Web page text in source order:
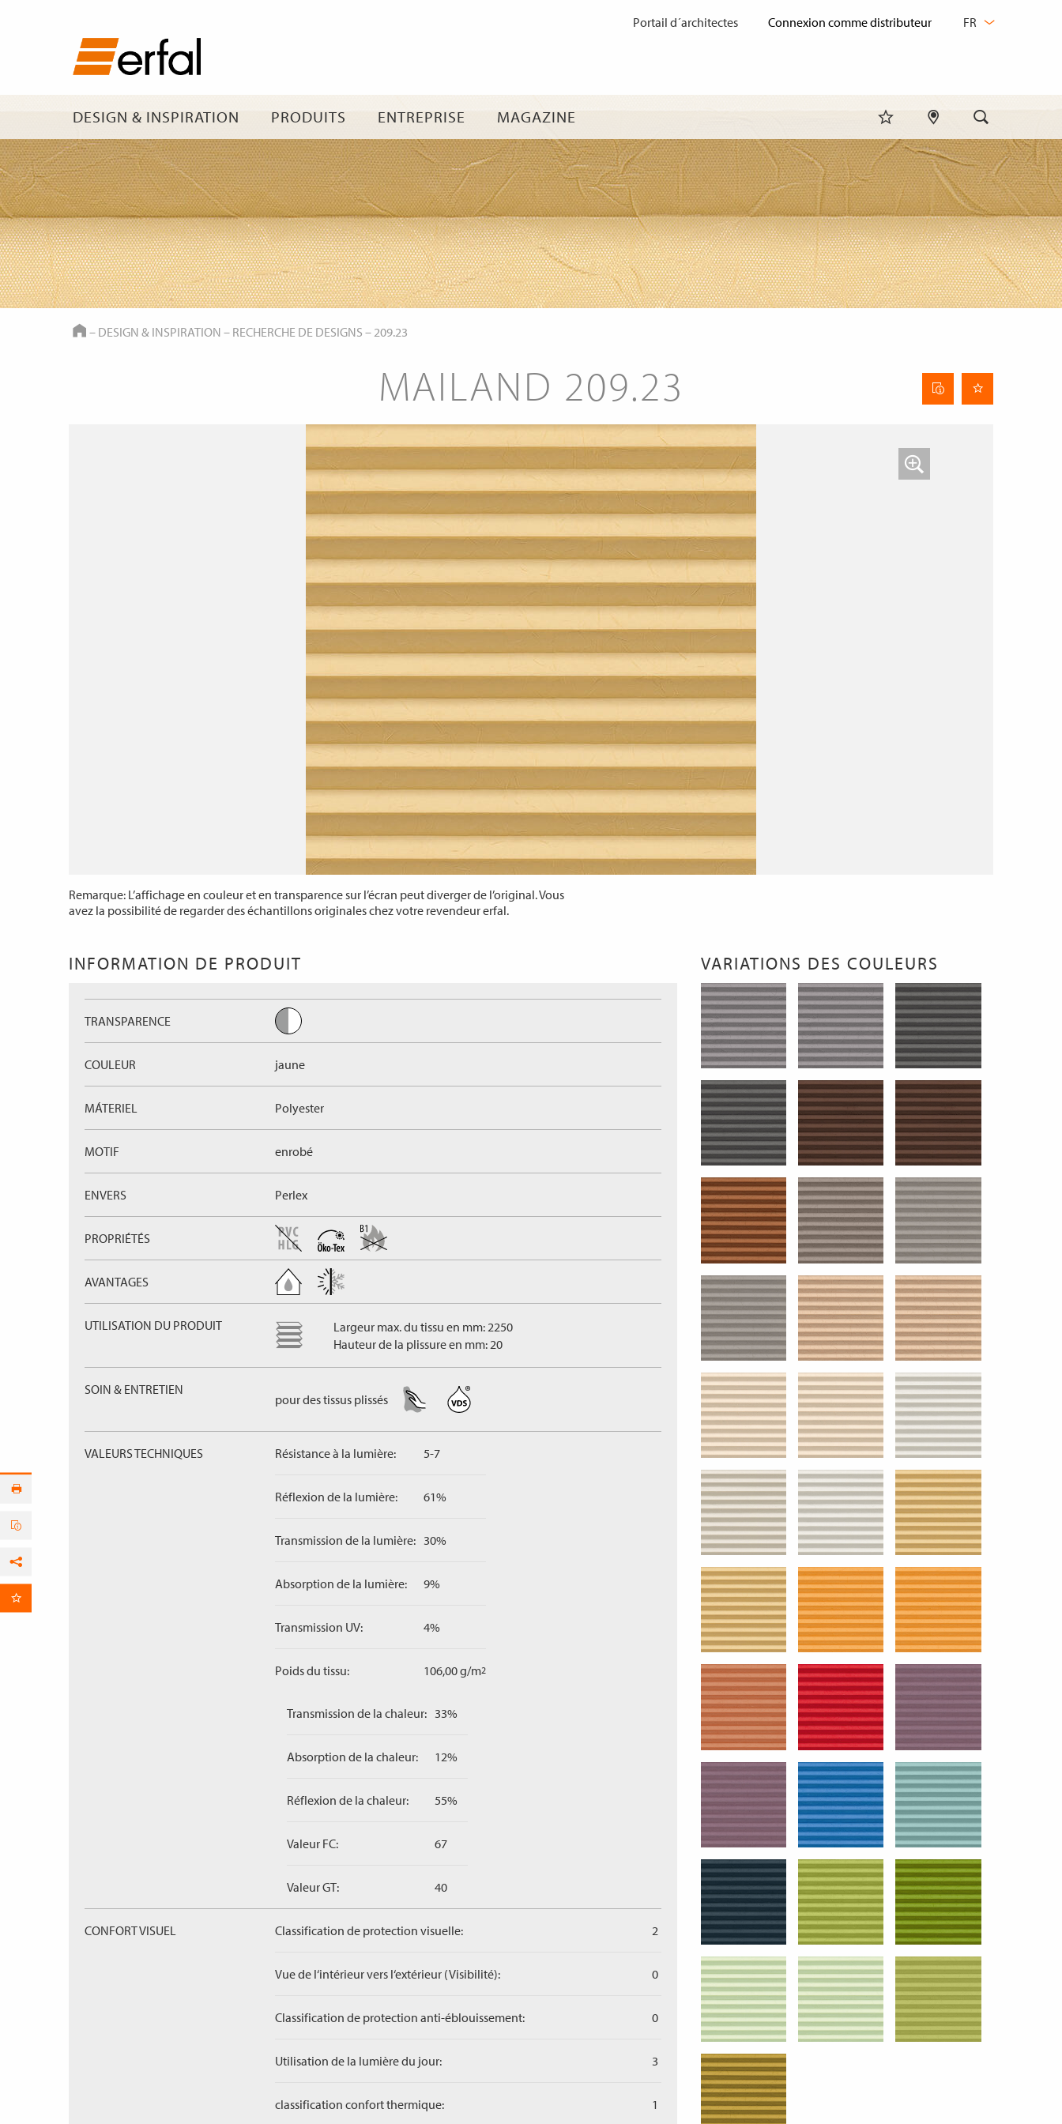
DESIGN & INSPIRATION PRODUITS ENTREPRISE MAGAZINE
Portail d´architectes FR
HOME
– DESIGN & INSPIRATION – RECHERCHE DE DESIGNS –209.23
MAILAND 209.23
Fiche
technique
du tissu
Remarque: L’affichage en couleur et en transparence sur l’écran peut diverger de l’original. Vous
avez la possibilité de regarder des échantillons originales chez votre revendeur erfal.
INFORMATION DE PRODUIT
TRANSPARENCE
COULEUR jaune
MÁTERIEL Polyester
MOTIF enrobé
ENVERS Perlex
PROPRIÉTÉS
AVANTAGES
UTILISATION DU PRODUIT
Largeur max. du tissu en mm: 2250
Hauteur de la plissure en mm: 20
SOIN & ENTRETIEN
pour des tissus plissés
VALEURS TECHNIQUES Résistance à la lumière: 5-7
Réflexion de la lumière: 61%
Transmission de la lumière: 30%
Absorption de la lumière: 9%
Transmission UV: 4%
Poids du tissu: 106,00 g/m2
Transmission de la chaleur: 33%
Absorption de la chaleur: 12%
Réflexion de la chaleur: 55%
Valeur FC: 67
Valeur GT: 40
CONFORT VISUEL Classification de protection visuelle: 2
Vue de l‘intérieur vers l‘extérieur (Visibilité): 0
Classification de protection anti-éblouissement: 0
Utilisation de la lumière du jour: 3
classification confort thermique: 1
VARIATIONS DES COULEURS